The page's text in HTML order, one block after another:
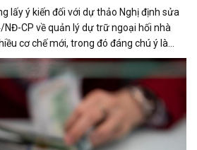
lấy ý kiến đối với dự thảo Nghị định sửa
CP về quản lý dự trữ ngoại hối nhà
cơ chế mới, trong đó đáng chú ý là
biệt (SDR) của Quỹ Tiền tệ Quốc tế
dự trữ ngoại hối quốc gia.